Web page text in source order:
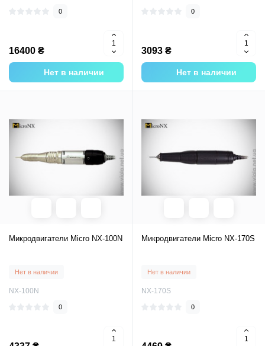
0
16400 ₴
Нет в наличии
0
3093 ₴
Нет в наличии
Микродвигатели Micro NX-100N
Нет в наличии
NX-100N
0
Микродвигатели Micro NX-170S
Нет в наличии
NX-170S
0